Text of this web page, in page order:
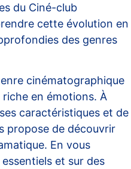
du Ciné-club
cette évolution en
des genres
cinématographique
en émotions. À
caractéristiques et de
propose de découvrir
En vous
et sur des